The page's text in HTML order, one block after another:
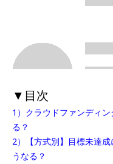
▼目次
1）クラウドファンディ
る？
2）【方式別】目標未達
うなる？